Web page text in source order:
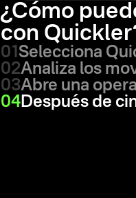
¿Cómo
con
01Selecciona
02Analiza los
03Abre una
04Después de